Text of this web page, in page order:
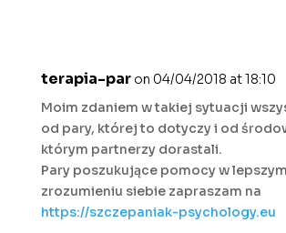
terapia-par on 04/04/2018 at 18:10
Moim zdaniem w takiej sytuacji
od pary, której to dotyczy i od
którym partnerzy dorastali.
Pary poszukujące pomocy w lepszym
zrozumieniu siebie zapraszam na
https://szczepaniak-psychology.eu